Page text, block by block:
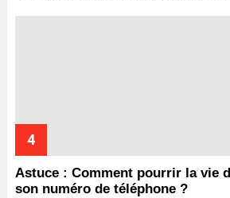
Astuce : Comment pourrir la vie
son numéro de téléphone ?